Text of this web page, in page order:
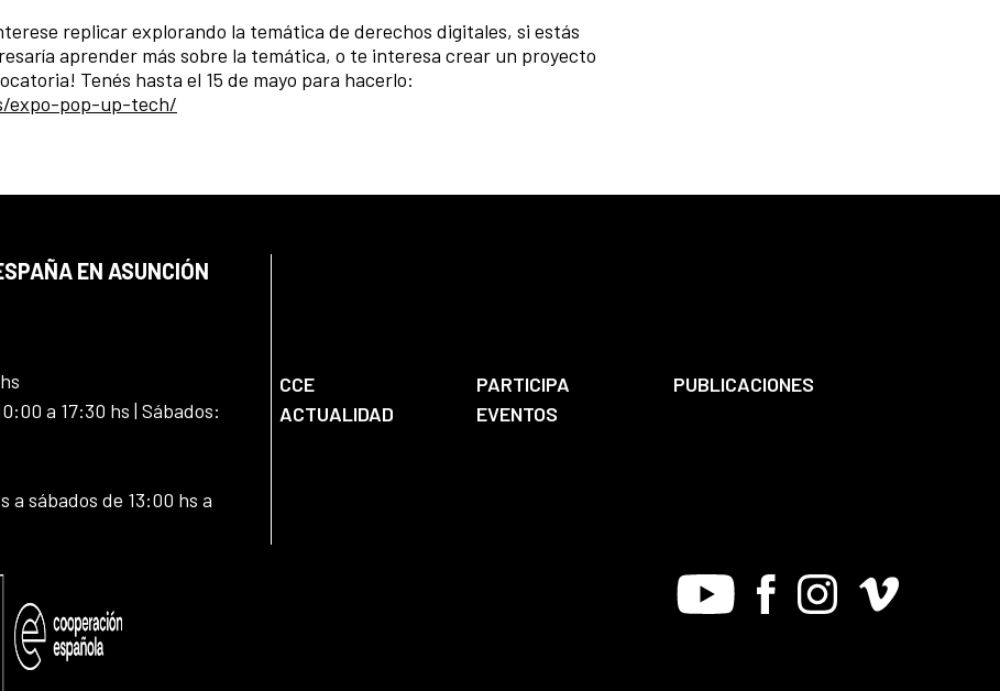
replicar explorando la temática de derechos digitales, si estás
aprender más sobre la temática, o te interesa crear un proyecto
Tenés hasta el 15 de mayo para hacerlo:
expo-pop-up-tech/
EN ASUNCIÓN
a 17:30 hs | Sábados:
a sábados de 13:00 hs a
CCE PARTICIPA
PUBLICACIONES
ACTUALIDAD
EVENTOS
Youtube FacebookInstagram
Vimeo